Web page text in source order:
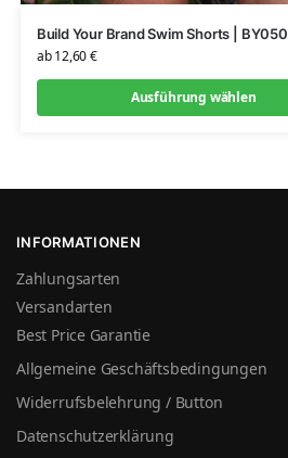
Build Your Brand Swim Shorts | BY050
ab12,60€
Ausführung wählen
INFORMATIONEN
Zahlungsarten
Versandarten
Best Price Garantie
Allgemeine Geschäftsbedingungen
Widerrufsbelehrung / Button
Datenschutzerklärung